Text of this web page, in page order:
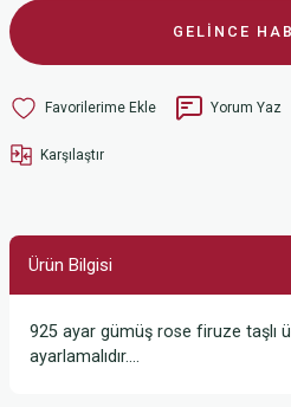
GELİNCE
Yorum Yaz
Karşılaştır
Ürün Bilgisi
925 ayar gümüş rose firuze taşlı
ayarlamalıdır....